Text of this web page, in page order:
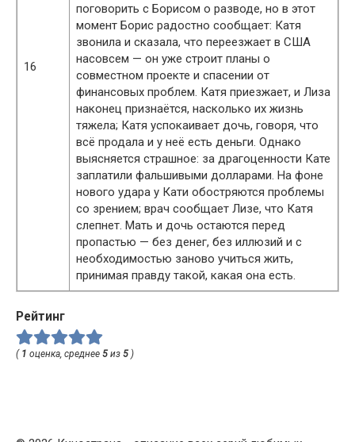
16
поговорить с Борисом о разводе, но в этот
момент Борис радостно сообщает: Катя
звонила и сказала, что переезжает в США
насовсем — он уже строит планы о
совместном проекте и спасении от
финансовых проблем. Катя приезжает, и Лиза
наконец признаётся, насколько их жизнь
тяжела; Катя успокаивает дочь, говоря, что
всё продала и у неё есть деньги. Однако
выясняется страшное: за драгоценности Кате
заплатили фальшивыми долларами. На фоне
нового удара у Кати обостряются проблемы
со зрением; врач сообщает Лизе, что Катя
слепнет. Мать и дочь остаются перед
пропастью — без денег, без иллюзий и с
необходимостью заново учиться жить,
принимая правду такой, какая она есть.
Рейтинг
( 1 оценка, среднее 5 из 5 )